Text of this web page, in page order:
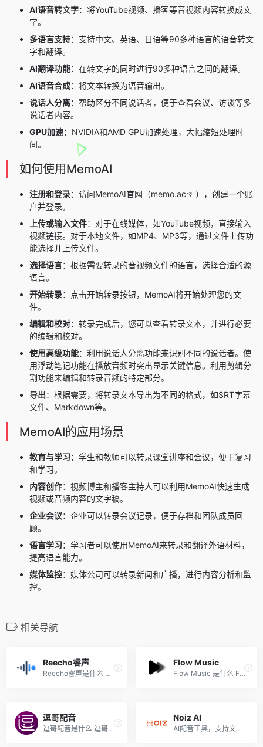
AI语音转文字：将YouTube视频、播客等音视频内容转换成文
字。
多语言支持：支持中文、英语、日语等90多种语言的语音转文
字和翻译。
AI翻译功能：在转文字的同时进行90多种语言之间的翻译。
AI语音合成：将文本转换为语音输出。
说话人分离：帮助区分不同说话者，便于查看会议、访谈等多
说话者内容。
GPU加速：NVIDIA和AMD GPU加速处理，大幅缩短处理时
间。
如何使用MemoAI
注册和登录：访问MemoAI官网（memo.ac
），创建一个账
户并登录。
上传或输入文件： 对于在线媒体，如YouTube视频，直接输入
视频链接。 对于本地文件，如MP4、MP3等，通过文件上传功
能选择并上传文件。
选择语言：根据需要转录的音视频文件的语言，选择合适的源
语言。
开始转录：点击开始转录按钮，MemoAI将开始处理您的文
件。
编辑和校对：转录完成后，您可以查看转录文本，并进行必要
的编辑和校对。
使用高级功能： 利用说话人分离功能来识别不同的说话者。 使
用浮动笔记功能在播放音频时突出显示关键信息。 利用剪辑分
割功能来编辑和转录音频的特定部分。
导出：根据需要，将转录文本导出为不同的格式，如SRT字幕
文件、Markdown等。
MemoAI的应用场景
教育与学习：学生和教师可以转录课堂讲座和会议，便于复习
和学习。
内容创作：视频博主和播客主持人可以利用MemoAI快速生成
视频或音频内容的文字稿。
企业会议：企业可以转录会议记录，便于存档和团队成员回
顾。
语言学习：学习者可以使用MemoAI来转录和翻译外语材料，
提高语言能力。
媒体监控：媒体公司可以转录新闻和广播，进行内容分析和监
控。
相关导航
Reecho睿声
Reecho睿声是什么 Reecho睿声...
Flow Music
Flow Music 是什么 Flow Musi...
逗哥配音
逗哥配音是什么 逗哥配音是广...
Noiz AI
AI配音工具，支持文本转语音...